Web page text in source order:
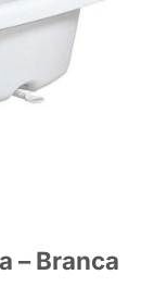
– Branca